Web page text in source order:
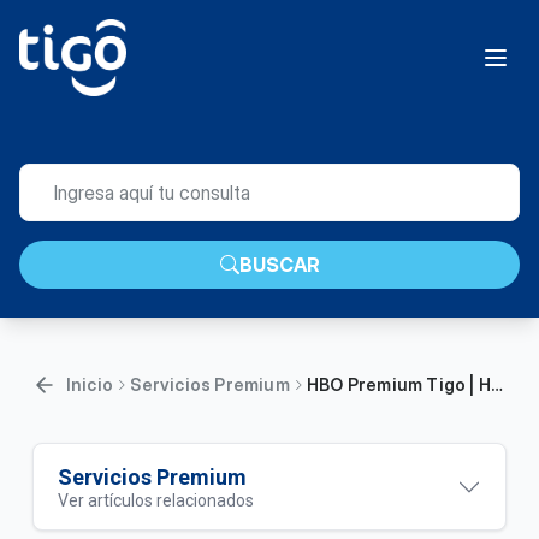
BUSCAR
Inicio Servicios Premium HBO Premium Tigo | Hogar
Servicios Premium
Ver artículos relacionados